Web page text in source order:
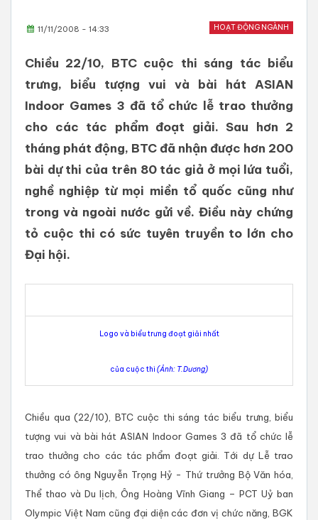
HOẠT ĐỘNG NGÀNH
11/11/2008 - 14:33
Chiều 22/10, BTC cuộc thi sáng tác biểu
trưng, biểu tượng vui và bài hát ASIAN
Indoor Games 3 đã tổ chức lễ trao thưởng
cho các tác phẩm đoạt giải. Sau hơn 2
tháng phát động, BTC đã nhận được hơn 200
bài dự thi của trên 80 tác giả ở mọi lứa tuổi,
nghề nghiệp từ mọi miền tổ quốc cũng như
trong và ngoài nước gửi về. Điều này chứng
tỏ cuộc thi có sức tuyên truyền to lớn cho
Đại hội.
Logo và biểu trưng đoạt giải nhất
của cuộc thi (Ảnh: T.Dương)
Chiều qua (22/10), BTC cuộc thi sáng tác biểu trưng, biểu
tượng vui và bài hát ASIAN Indoor Games 3 đã tổ chức lễ
trao thưởng cho các tác phẩm đoạt giải. Tới dự Lễ trao
thưởng có ông Nguyễn Trọng Hỷ - Thứ trưởng Bộ Văn hóa,
Thể thao và Du lịch, Ông Hoàng Vĩnh Giang – PCT Uỷ ban
Olympic Việt Nam cũng đại diện các đơn vị chức năng, BGK